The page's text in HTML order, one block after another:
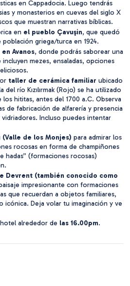
en Cappadocia. Luego tendrás
y monasterios en cuevas del siglo X
que muestran narrativas bíblicas.
en el pueblo Çavuşin, que quedó
griega/turca en 1924.
Avanos, donde podrás saborear una
mezes, ensaladas, opciones
taller de cerámica familiar ubicado
río Kızılırmak (Rojo) se ha utilizado
hititas, antes del 1700 a.C. Observa
de fabricación de alfarería y presencia
Incluso puedes intentar
(Valle de los Monjes) para admirar los
rocosas en forma de champiñones
hadas” (formaciones rocosas)
Devrent (también conocido como
impresionante con formaciones
que recuerdan a objetos familiares,
icónica. Deja volar tu imaginación y ve
alrededor de las 16.00pm.